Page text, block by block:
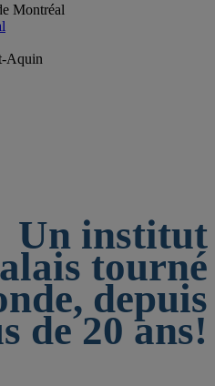
Montréal
Aquin
Un institut
tourné
depuis
de 20 ans!